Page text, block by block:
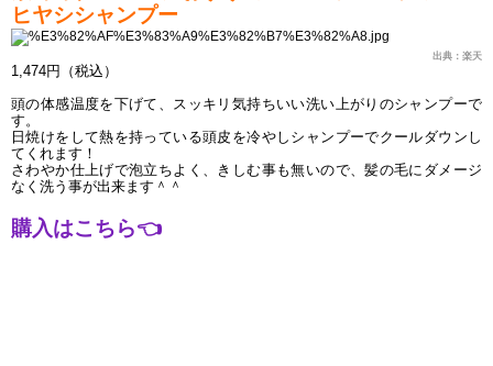
ヒヤシシャンプー
出典：楽天
1,474円（税込）
頭の体感温度を下げて、スッキリ気持ちいい洗い上がりのシャンプーで
す。
日焼けをして熱を持っている頭皮を冷やしシャンプーでクールダウンし
てくれます！
さわやか仕上げで泡立ちよく、きしむ事も無いので、髪の毛にダメージ
なく洗う事が出来ます＾＾
購入はこちら👈